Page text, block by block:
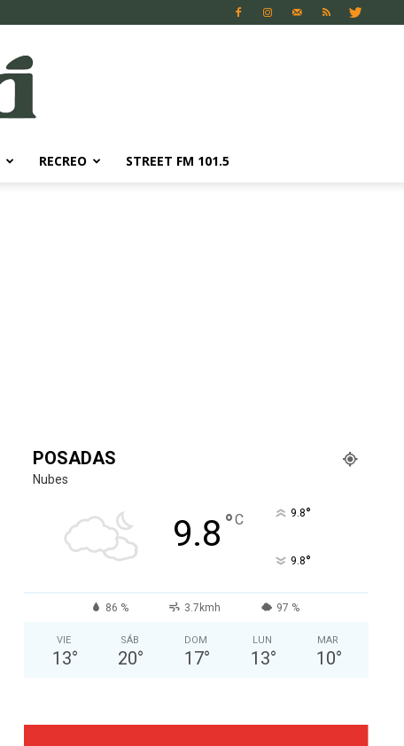
RECREO STREET FM 101.5
POSADAS
Nubes
9.8 °C 9.8°
9.8°
86 % 3.7kmh 97 %
VIE
13°
SÁB
20°
DOM
17°
LUN
13°
MAR
10°